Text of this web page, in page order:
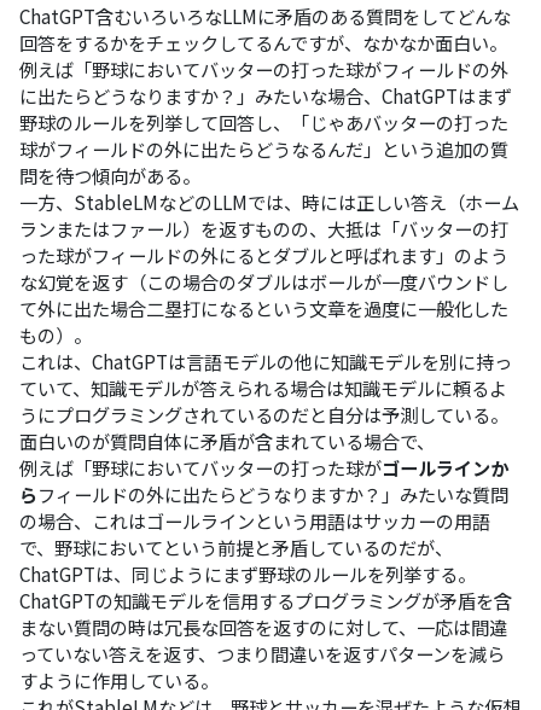
ChatGPT含むいろいろなLLMに矛盾のある質問をしてどんな
回答をするかをチェックしてるんですが、なかなか面白い。
例えば「野球においてバッターの打った球がフィールドの外
に出たらどうなりますか？」みたいな場合、ChatGPTはまず
野球のルールを列挙して回答し、「じゃあバッターの打った
球がフィールドの外に出たらどうなるんだ」という追加の質
問を待つ傾向がある。
一方、StableLMなどのLLMでは、時には正しい答え（ホーム
ランまたはファール）を返すものの、大抵は「バッターの打
った球がフィールドの外にるとダブルと呼ばれます」のよう
な幻覚を返す（この場合のダブルはボールが一度バウンドし
て外に出た場合二塁打になるという文章を過度に一般化した
もの）。
これは、ChatGPTは言語モデルの他に知識モデルを別に持っ
ていて、知識モデルが答えられる場合は知識モデルに頼るよ
うにプログラミングされているのだと自分は予測している。
面白いのが質問自体に矛盾が含まれている場合で、
例えば「野球においてバッターの打った球がゴールラインか
らフィールドの外に出たらどうなりますか？」みたいな質問
の場合、これはゴールラインという用語はサッカーの用語
で、野球においてという前提と矛盾しているのだが、
ChatGPTは、同じようにまず野球のルールを列挙する。
ChatGPTの知識モデルを信用するプログラミングが矛盾を含
まない質問の時は冗長な回答を返すのに対して、一応は間違
っていない答えを返す、つまり間違いを返すパターンを減ら
すように作用している。